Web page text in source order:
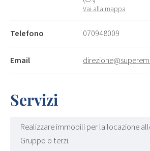
Vai alla mappa
Telefono 070948009
Email
Servizi
Realizzare immobili per la locazione
Gruppo o terzi.